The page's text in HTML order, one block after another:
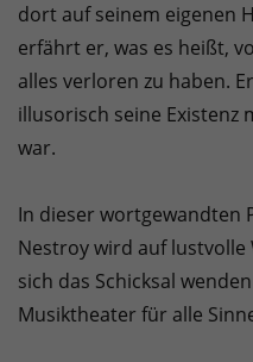
dort auf seinem eigenen
erfährt er, was es heißt,
alles verloren zu haben.
illusorisch seine Existenz
war.
In dieser wortgewandten
Nestroy wird auf lustvolle
sich das Schicksal
Musiktheater für alle